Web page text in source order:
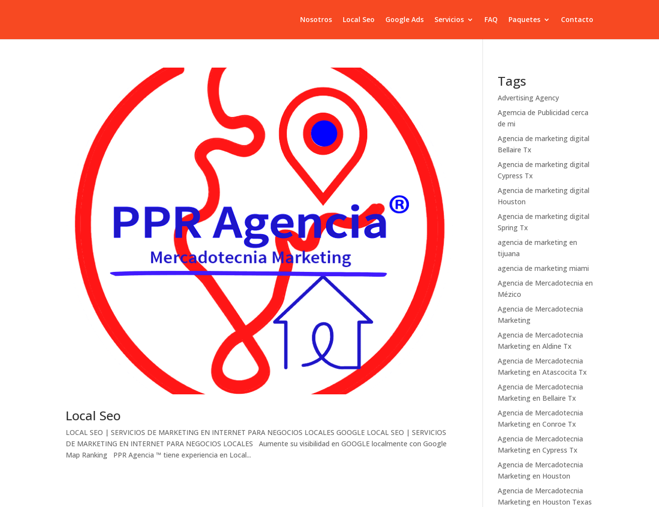
Nosotros Local Seo Google Ads Servicios FAQ Paquetes Contacto
Local Seo
LOCAL SEO | SERVICIOS DE MARKETING EN INTERNET PARA NEGOCIOS LOCALES GOOGLE LOCAL SEO | SERVICIOS
DE MARKETING EN INTERNET PARA NEGOCIOS LOCALES Aumente su visibilidad en GOOGLE localmente con Google
Map Ranking PPR Agencia ™ tiene experiencia en Local...
Tags
Advertising Agency
Agemcia de Publicidad cerca
de mi
Agencia de marketing digital
Bellaire Tx
Agencia de marketing digital
Cypress Tx
Agencia de marketing digital
Houston
Agencia de marketing digital
Spring Tx
agencia de marketing en
tijuana
agencia de marketing miami
Agencia de Mercadotecnia en
Mézico
Agencia de Mercadotecnia
Marketing
Agencia de Mercadotecnia
Marketing en Aldine Tx
Agencia de Mercadotecnia
Marketing en Atascocita Tx
Agencia de Mercadotecnia
Marketing en Bellaire Tx
Agencia de Mercadotecnia
Marketing en Conroe Tx
Agencia de Mercadotecnia
Marketing en Cypress Tx
Agencia de Mercadotecnia
Marketing en Houston
Agencia de Mercadotecnia
Marketing en Houston Texas